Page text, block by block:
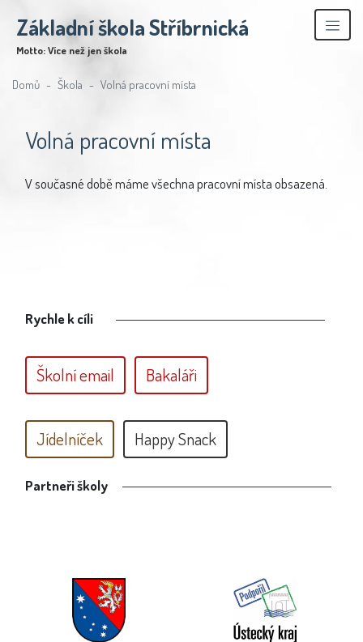
Základní škola Stříbrnická
Motto: Více než jen škola
Domů Škola Volná pracovní místa
Volná pracovní místa
V současné době máme všechna pracovní místa obsazená.
Rychle k cíli
Školní email Bakaláři
Jídelníček Happy Snack
Partneři školy